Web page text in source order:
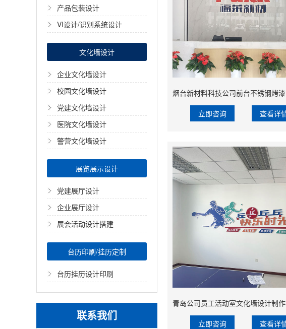
产品包装设计
VI设计/识别系统设计
文化墙设计
企业文化墙设计
校园文化墙设计
党建文化墙设计
医院文化墙设计
警营文化墙设计
展览展示设计
党建展厅设计
企业展厅设计
展会活动设计搭建
台历印刷/挂历定制
台历挂历设计印刷
联系我们
立即咨询 查看详
立即咨询 查看详